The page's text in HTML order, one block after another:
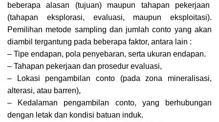
beberapa alasan (tujuan) maupun tahapan pekerjaan
(tahapan eksplorasi, evaluasi, maupun eksploitasi).
Pemilihan metode sampling dan jumlah conto yang akan
diambil tergantung pada beberapa faktor, antara lain :
– Tipe endapan, pola penyebaran, serta ukuran endapan.
– Tahapan pekerjaan dan prosedur evaluasi,
– Lokasi pengambilan conto (pada zona mineralisasi,
alterasi, atau barren),
– Kedalaman pengambilan conto, yang berhubungan
dengan letak dan kondisi batuan induk.